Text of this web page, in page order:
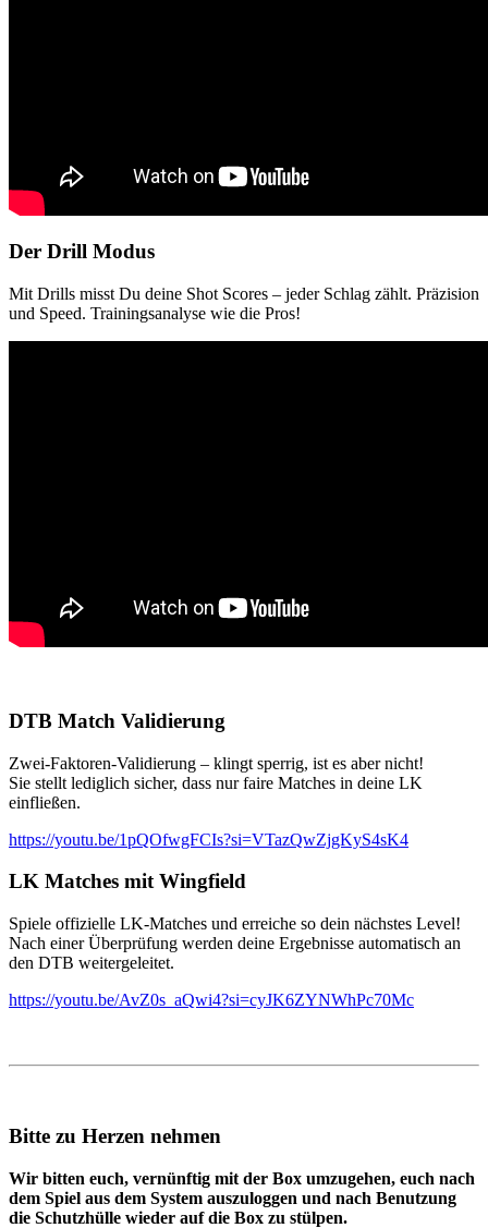
Der Drill Modus
Mit Drills misst Du deine Shot Scores – jeder Schlag zählt. Präzision
und Speed. Trainingsanalyse wie die Pros!
DTB Match Validierung
Zwei-Faktoren-Validierung – klingt sperrig, ist es aber nicht!
Sie stellt lediglich sicher, dass nur faire Matches in deine LK
einfließen.
https://youtu.be/1pQOfwgFCIs?si=VTazQwZjgKyS4sK4
LK Matches mit Wingfield
Spiele offizielle LK-Matches und erreiche so dein nächstes Level!
Nach einer Überprüfung werden deine Ergebnisse automatisch an
den DTB weitergeleitet.
https://youtu.be/AvZ0s_aQwi4?si=cyJK6ZYNWhPc70Mc
Bitte zu Herzen nehmen
Wir bitten euch, vernünftig mit der Box umzugehen, euch nach
dem Spiel aus dem System auszuloggen und nach Benutzung
die Schutzhülle wieder auf die Box zu stülpen.